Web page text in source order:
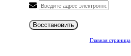
Восстановить
Главная страница